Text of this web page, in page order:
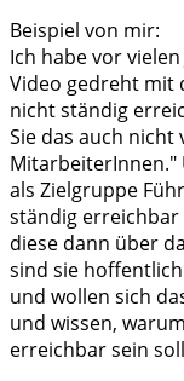
Beispiel von mir:
Ich habe vor
Video gedreht mit
nicht ständig
Sie das auch nicht
MitarbeiterInnen."
als Zielgruppe
ständig erreichbar
diese dann über
sind sie
und wollen sich
und wissen,
erreichbar sein